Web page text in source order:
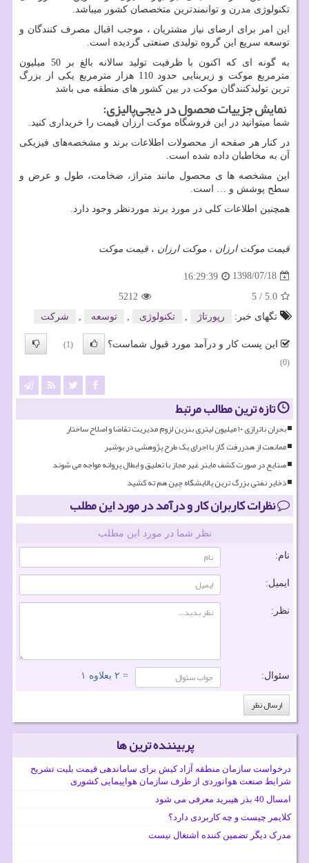
تكنولوژی مدرن و توانمندترين متخصصان كشور میباشد.
این امر برای ارضای نياز مشتريان ، موجب اقبال مصرف كنندگان و
توسعه سريع اين گروه توليدی صنعتی گرديده است.
به گونه ای كه اكنون با ظرفيت توليد سالانه بالغ بر 50 ميليون
مترمربع موكت و زيربنایی حدود 110 هزار مترمربع يكی از بزرگ
ترين توليدكنندگان موكت در بين كشور های منطقه می باشد
نمایش جزییات محصول در دیجی‌پالیزی:
شما میتوانید در این فروشگاه موکت ارزان قیمت را خریداری کنید.
در کنار هر صفحه از محصولات اطلاعات برند و مشخصه‌های فیزیکی
آن به مخاطبان داده شده است.
این مشخصه ها ی محصول مانند متراژ، ضخامت، طول و عرض و
سطح پوشش و … است.
همچنین اطلاعات کلی در مورد برند موردنظر وجود دارد.
قیمت موکت ارزان ، موکت ارزان ، قیمت موکت
1398/07/18
16:29:39
5.0
/
5
5212
تگهای خبر:
رپورتاژ , تكنولوژی , توسعه , شركت
این پست کار و درآمد مورد قبول شماست؟
(1)
(0)
تازه ترین مطالب مرتبط
بحران ناترازی ۱۰ میلیون لیتری بنزین لزوم مدیریت تقاضا و اصلاح ساختار
ممانعت از هدررفت گاز با اجرای یک طرح پژوهشی در بوشهر
صنایع در صورت کشف ماینر غیر مجاز با تعلیق و ابطال پروانه مواجه می شوند
ذخایر نفتی بزرگ ترین پالایشگاه چین هم ته کشید
نظرات کاربران کار و درآمد در مورد این مطلب
نظر شما در مورد این مطلب
نام:
ایمیل:
نظر:
سئوال: = ۲ بعلاوه ۱
پربیننده ترین ها
درخواست سازمان منطقه آزاد کیش برای ساماندهی قیمت بلیت تشریح
شرایط صنعت هوانوردی از طرف سازمان هواپیمایی کشوری
امسال 40 بذر هیبرید معرفی می شود
کلایمر چیست و چه کاربردی دارد؟
مدرک دیگر تضمین کننده اشتغال نیست